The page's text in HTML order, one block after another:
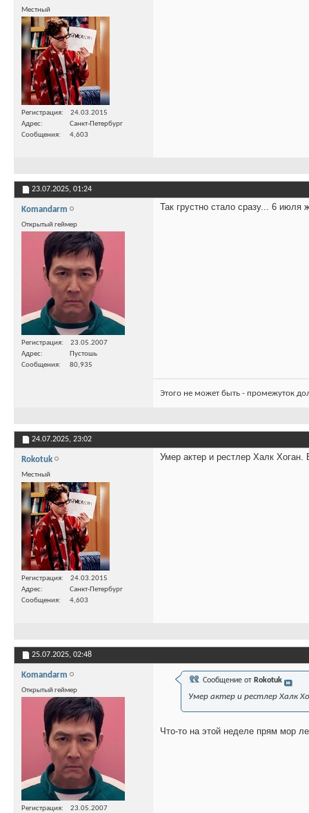
Местный
Регистрация
24.03.2015
Адрес
Санкт-Петербург
Сообщения
4,603
23.07.2025, 01:24
Komandarm
Открытый геймер
Регистрация
23.05.2007
Адрес
Пустошь
Сообщения
80,935
Так грустно стало сразу... 6 июля
Этого не может быть - промежуток
24.07.2025, 23:02
Rokotuk
Местный
Регистрация
24.03.2015
Адрес
Санкт-Петербург
Сообщения
4,603
Умер актер и рестлер Халк
25.07.2025, 02:48
Komandarm
Открытый геймер
Регистрация
23.05.2007
Сообщение от Rokotuk
Умер актер и рестлер Халк
Что-то на этой неделе прям мор